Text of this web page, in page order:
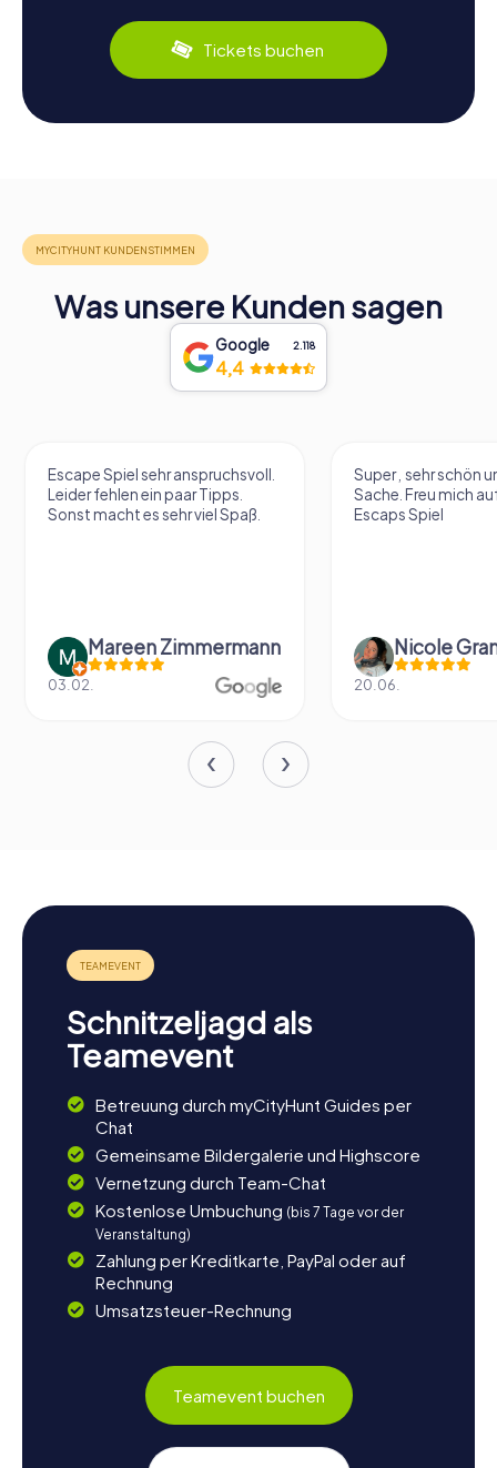
Tickets buchen
Was unsere Kunden sagen
Google 2.118
4,4
Escape Spiel sehr anspruchsvoll.
Leider fehlen ein paar Tipps.
Sonst macht es sehr viel Spaß.
Mareen Zimmermann
03.02.
Super , sehr schön
Sache. Freu mich
Escaps Spiel
Nicole
20.06.
Schnitzeljagd als
Teamevent
Betreuung durch myCityHunt Guides per
Chat
Gemeinsame Bildergalerie und Highscore
Vernetzung durch Team-Chat
Kostenlose Umbuchung (bis 7 Tage vor der
Veranstaltung)
Zahlung per Kreditkarte, PayPal oder auf
Rechnung
Umsatzsteuer-Rechnung
Teamevent buchen